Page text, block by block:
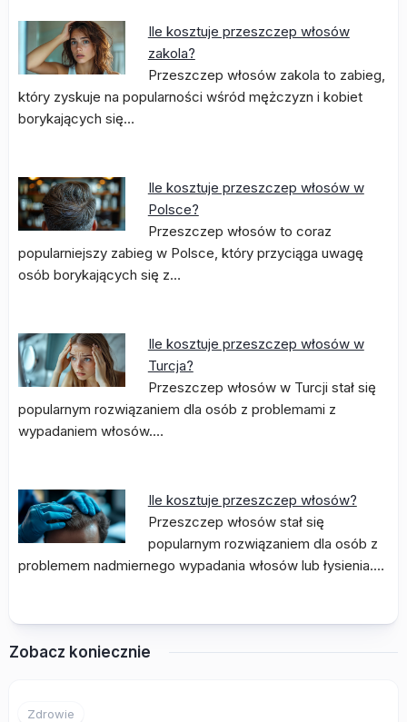
Ile kosztuje przeszczep włosów
zakola?
Przeszczep włosów zakola to zabieg,
który zyskuje na popularności wśród mężczyzn i kobiet
borykających się…
Ile kosztuje przeszczep włosów w
Polsce?
Przeszczep włosów to coraz
popularniejszy zabieg w Polsce, który przyciąga uwagę
osób borykających się z…
Ile kosztuje przeszczep włosów w
Turcja?
Przeszczep włosów w Turcji stał się
popularnym rozwiązaniem dla osób z problemami z
wypadaniem włosów.…
Ile kosztuje przeszczep włosów?
Przeszczep włosów stał się
popularnym rozwiązaniem dla osób z
problemem nadmiernego wypadania włosów lub łysienia.…
Zobacz koniecznie
Zdrowie